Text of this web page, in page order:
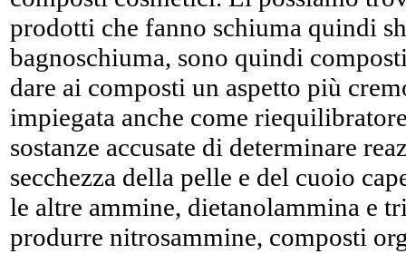
prodotti che fanno schiuma quindi
bagnoschiuma, sono quindi
dare ai composti un aspetto più
impiegata anche come
sostanze accusate di determinare
secchezza della pelle e del cuoio
le altre ammine, dietanolammina e
produrre nitrosammine, composti